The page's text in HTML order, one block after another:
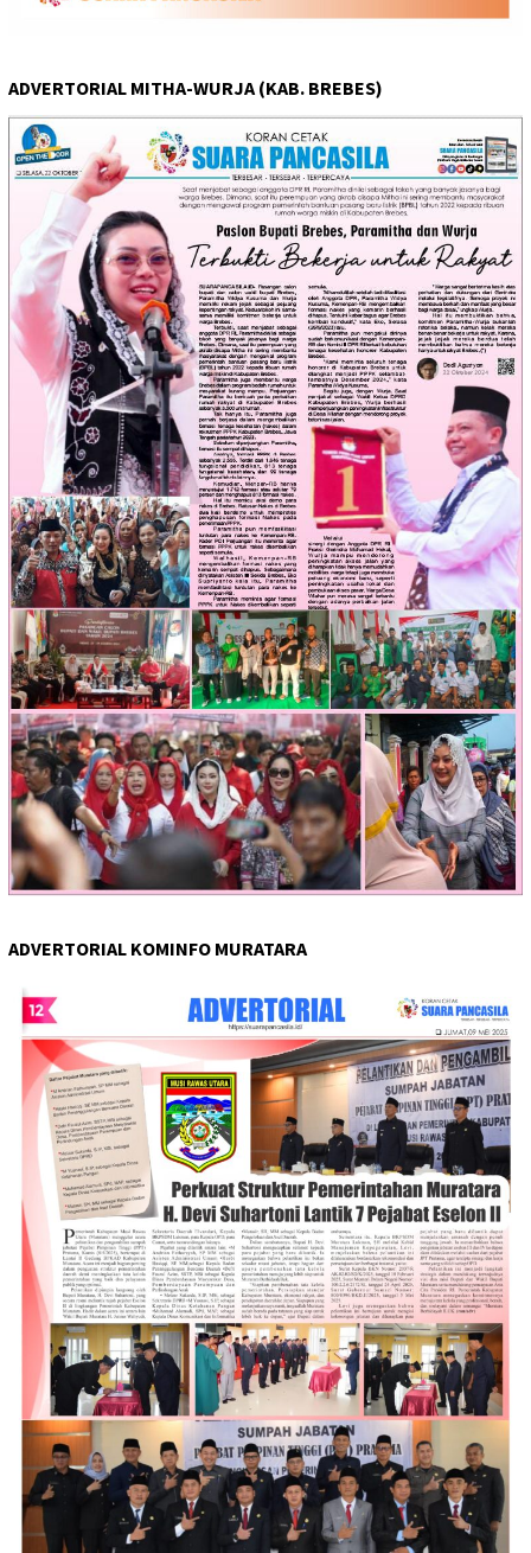
ADVERTORIAL MITHA-WURJA (KAB. BREBES)
ADVERTORIAL KOMINFO MURATARA